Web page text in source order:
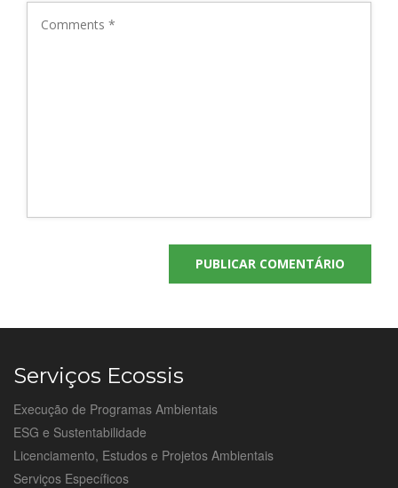
Serviços Ecossis
Execução de Programas Ambientais
ESG e Sustentabilidade
Licenciamento, Estudos e Projetos Ambientais
Serviços Específicos